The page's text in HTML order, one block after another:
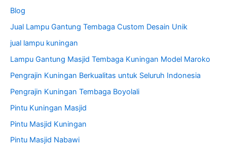
Blog
Jual Lampu Gantung Tembaga Custom Desain Unik
jual lampu kuningan
Lampu Gantung Masjid Tembaga Kuningan Model Maroko
Pengrajin Kuningan Berkualitas untuk Seluruh Indonesia
Pengrajin Kuningan Tembaga Boyolali
Pintu Kuningan Masjid
Pintu Masjid Kuningan
Pintu Masjid Nabawi